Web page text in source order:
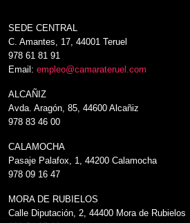
SEDE CENTRAL
C. Amantes, 17, 44001 Teruel
978 61 81 91
Email: empleo@camarateruel.com
ALCAÑIZ
Avda. Aragón, 85, 44600 Alcañiz
978 83 46 00
CALAMOCHA
Pasaje Palafox, 1, 44200 Calamocha
978 09 16 47
MORA DE RUBIELOS
Calle Diputación, 2, 44400 Mora de Rubielos